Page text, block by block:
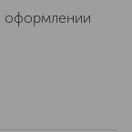
оформлении